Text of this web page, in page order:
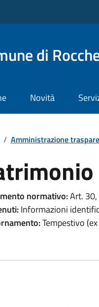
di
Novità
/ Amministrazione
normativo:Art. 30,
Informazioni
Tempestivo